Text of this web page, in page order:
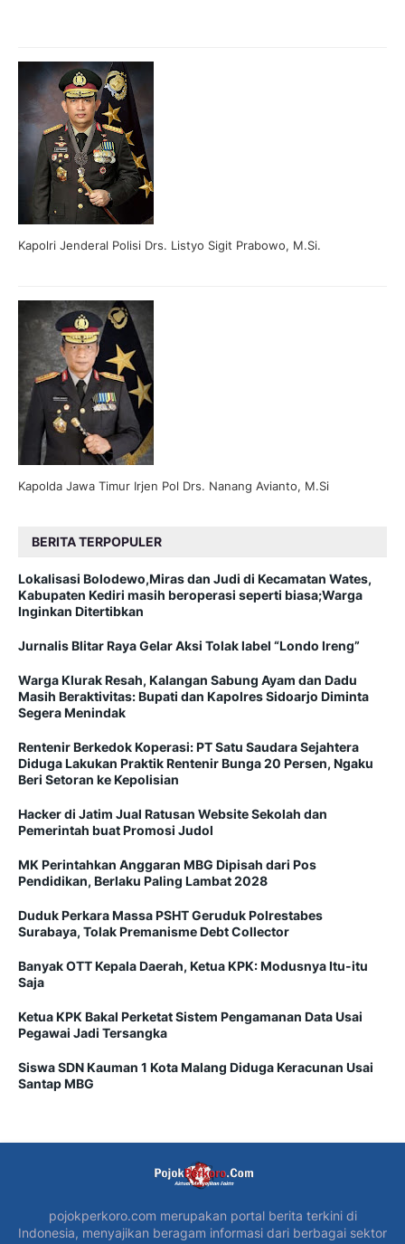
Kapolri Jenderal Polisi Drs. Listyo Sigit Prabowo, M.Si.
Kapolda Jawa Timur Irjen Pol Drs. Nanang Avianto, M.Si
BERITA TERPOPULER
Lokalisasi Bolodewo,Miras dan Judi di Kecamatan Wates,
Kabupaten Kediri masih beroperasi seperti biasa;Warga
Inginkan Ditertibkan
Jurnalis Blitar Raya Gelar Aksi Tolak label “Londo Ireng”
Warga Klurak Resah, Kalangan Sabung Ayam dan Dadu
Masih Beraktivitas: Bupati dan Kapolres Sidoarjo Diminta
Segera Menindak
Rentenir Berkedok Koperasi: PT Satu Saudara Sejahtera
Diduga Lakukan Praktik Rentenir Bunga 20 Persen, Ngaku
Beri Setoran ke Kepolisian
Hacker di Jatim Jual Ratusan Website Sekolah dan
Pemerintah buat Promosi Judol
MK Perintahkan Anggaran MBG Dipisah dari Pos
Pendidikan, Berlaku Paling Lambat 2028
Duduk Perkara Massa PSHT Geruduk Polrestabes
Surabaya, Tolak Premanisme Debt Collector
Banyak OTT Kepala Daerah, Ketua KPK: Modusnya Itu-itu
Saja
Ketua KPK Bakal Perketat Sistem Pengamanan Data Usai
Pegawai Jadi Tersangka
Siswa SDN Kauman 1 Kota Malang Diduga Keracunan Usai
Santap MBG
pojokperkoro.com merupakan portal berita terkini di
Indonesia, menyajikan beragam informasi dari berbagai sektor